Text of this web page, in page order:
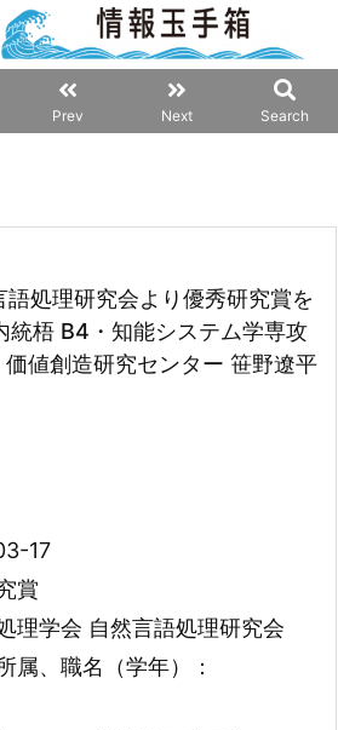
Prev Next Search
処理研究会より優秀研究賞を
統梧 B4・知能システム学専攻
値創造研究センター 笹野遼平
17
賞
理学会 自然言語処理研究会
属、職名（学年）：